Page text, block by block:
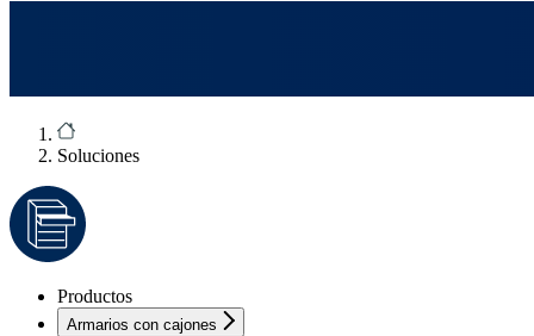
Soluciones
Productos
Armarios con cajones